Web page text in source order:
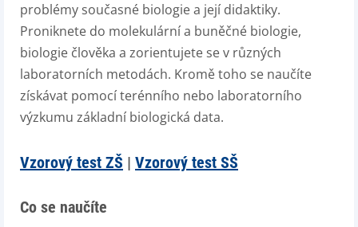
problémy současné biologie a její didaktiky.
Proniknete do molekulární a buněčné biologie,
biologie člověka a zorientujete se v různých
laboratorních metodách. Kromě toho se naučíte
získávat pomocí terénního nebo laboratorního
výzkumu základní biologická data.
Vzorový test ZŠ | Vzorový test SŠ
Co se naučíte